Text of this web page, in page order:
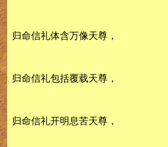
归命信礼体含万像天尊，
归命信礼包括覆载天尊，
归命信礼开明息苦天尊，